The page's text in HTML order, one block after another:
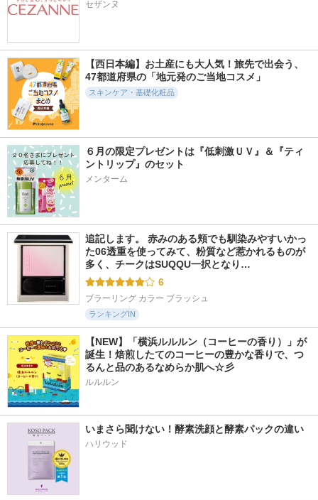
5.8
5973件
ンスト クリーム
SK-II
ラム
SHISEIDO
オルビス
5.3
6018件
ABC-Gピールウォ
ッシュ
ドクターケイ
5.8
7687件
リム ビューティ ク
5.3
13642件
セザンヌ
【西日本編】お土産にも大人気！旅先で出会う、
47都道府県の「地元発のご当地コスメ」
スキンケア・基礎化粧品
６月の限定プレゼントは『低刺激ＵＶ』＆『ティ
ントリップ』のセット
メンターム
追記します。 赤みのある頬でも馴染みやすいかっ
た06透重を使ってみて、粉質など惹かれるものが
多く、チークはSUQQU一択となり…
6
ブラーリング カラー ブラッシュ
ランキングIN
【NEW】「横浜ルルルン（コーヒーの香り）」が
誕生！焙煎したてのコーヒーの豊かな香りで、つ
るんと品のあるなめらか肌へ☆彡
ルルルン
いまさら聞けない！酵素洗顔と酵素パックの違い
ハリウッド